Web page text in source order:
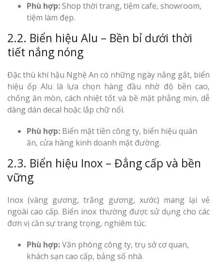
Phù hợp:Shop thời trang, tiệm cafe, showroom,
tiệm làm đẹp.
2.2. Biển hiệu Alu – Bền bỉ dưới thời
tiết nắng nóng
Đặc thù khí hậu Nghệ An có những ngày nắng gắt, biển
hiệu ốp Alu là lựa chọn hàng đầu nhờ độ bền cao,
chống ăn mòn, cách nhiệt tốt và bề mặt phẳng mịn, dễ
dàng dán decal hoặc lắp chữ nổi.
Phù hợp: Biển mặt tiền công ty, biển hiệu quán
ăn, cửa hàng kinh doanh mặt đường.
2.3. Biển hiệu Inox – Đẳng cấp và bền
vững
Inox (vàng gương, trắng gương, xước) mang lại vẻ
ngoài cao cấp. Biển inox thường được sử dụng cho các
đơn vị cần sự trang trọng, nghiêm túc.
Phù hợp:Văn phòng công ty, trụ sở cơ quan,
khách sạn cao cấp, bảng số nhà.
Thuốc Nghệ An Chuẩn
Làm Hộp
Mỏng Nghệ